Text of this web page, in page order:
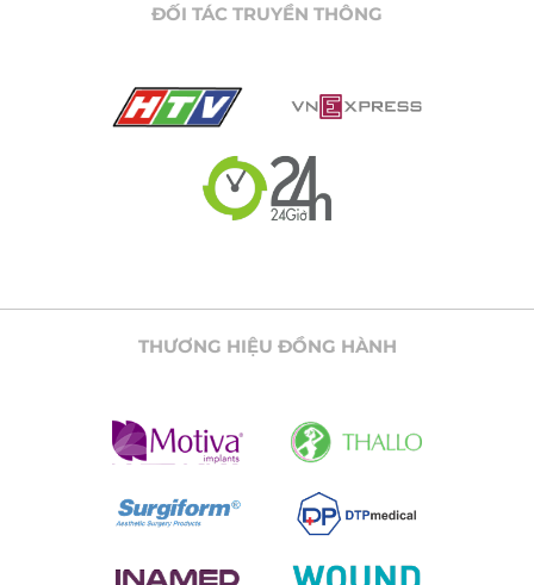
ĐỐI TÁC TRUYỀN THÔNG
THƯƠNG HIỆU ĐỒNG HÀNH